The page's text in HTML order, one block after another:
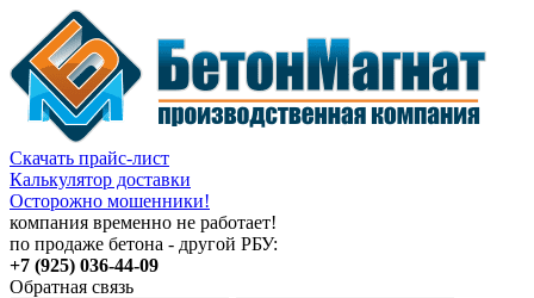
Скачать прайс-лист
Калькулятор доставки
Осторожно мошенники!
компания временно не работает!
по продаже бетона - другой РБУ:
+7 (925) 036-44-09
Обратная связь